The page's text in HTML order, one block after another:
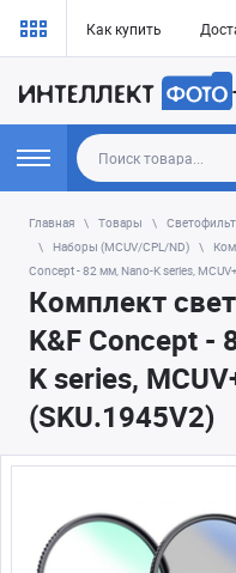
Как купить
Главная Товары
Наборы (MCUV/CPL/ND)
Concept - 82 мм, Nano-K series,
Комплект
K&F Concept -
K series,
(SKU.1945V2)